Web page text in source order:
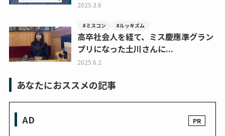
2025.3.6
#ミスコン #ルッキズム
高卒社会人を経て、ミス慶應準グラン
プリになった土川さんに...
2025.6.2
あなたにおススメの記事
AD